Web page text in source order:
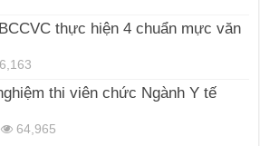
thực hiện 4 chuẩn mực văn
thi viên chức Ngành Y tế
64,965